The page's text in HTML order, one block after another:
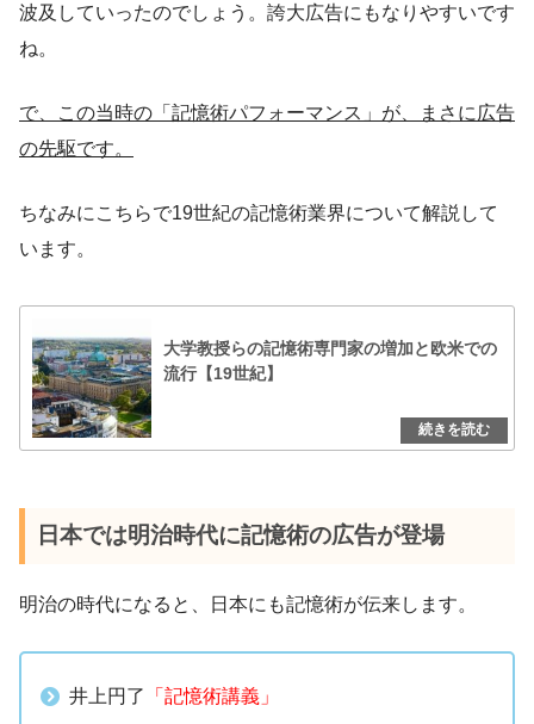
波及していったのでしょう。誇大広告にもなりやすいです
ね。
で、この当時の「記憶術パフォーマンス」が、まさに広告
の先駆です。
ちなみにこちらで19世紀の記憶術業界について解説して
います。
大学教授らの記憶術専門家の増加と欧米での
流行【19世紀】
日本では明治時代に記憶術の広告が登場
明治の時代になると、日本にも記憶術が伝来します。
井上円了 「記憶術講義」